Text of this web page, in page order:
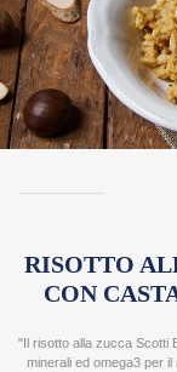
RISOTTO
CON
"Il risotto alla zucca Scotti
minerali ed omega3 per